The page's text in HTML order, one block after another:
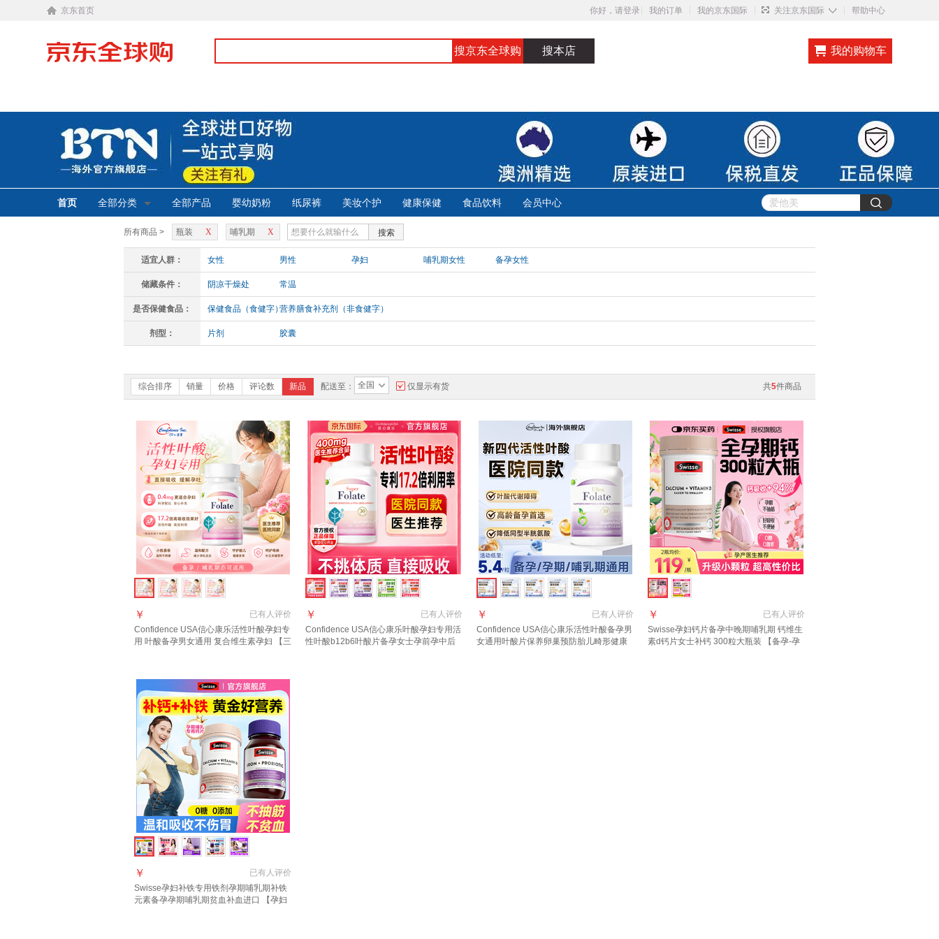
京东首页 你好，请登录 我的订单 我的京东国际 关注京东国际 ◇ 帮助中心
搜京东全球购 搜本店 我的购物车
首页 全部分类 全部产品 婴幼奶粉 纸尿裤 美妆个护 健康保健 食品饮料 会员中心
所有商品 > X
瓶装 X
哺乳期 搜索
适宜人群： 女性 男性 孕妇 哺乳期女性 备孕女性
储藏条件： 阴凉干燥处 常温
是否保健食品： 保健食品（食健字）营养膳食补充剂（非食健字）
剂型： 片剂 胶囊
共5件商品
综合排序 销量 价格 评论数 新品 配送至： 全国 仅显示有货
已有人评价
￥
Confidence USA信心康乐活性叶酸孕妇专
用 叶酸备孕男女通用 复合维生素孕妇 【三
已有人评价
￥
Confidence USA信心康乐叶酸孕妇专用活
性叶酸b12b6叶酸片备孕女士孕前孕中后
已有人评价
￥
Confidence USA信心康乐活性叶酸备孕男
女通用叶酸片保养卵巢预防胎儿畸形健康
已有人评价
￥
Swisse孕妇钙片备孕中晚期哺乳期 钙维生
素d钙片女士补钙 300粒大瓶装 【备孕-孕
已有人评价
￥
Swisse孕妇补铁专用铁剂孕期哺乳期补铁
元素备孕孕期哺乳期贫血补血进口 【孕妇